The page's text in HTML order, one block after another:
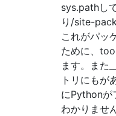
sys.pathし
り/site-
これがパッ
ために、
ます。また
トリにもが
にPythonが
わかりませ